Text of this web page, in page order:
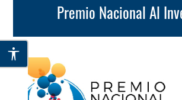
Premio Nacional Al